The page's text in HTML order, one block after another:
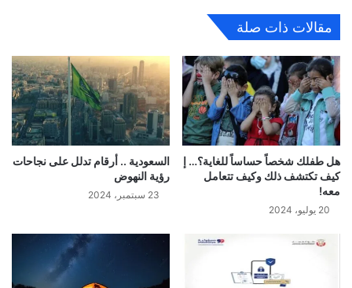
مقالات ذات صلة
هل طفلك شخصاً حساساً للغاية؟… إ
كيف تكتشف ذلك وكيف تتعامل
معه!
20 يوليو، 2024
السعودية .. أرقام تدلل على نجاحات
رؤية النهوض
23 سبتمبر، 2024